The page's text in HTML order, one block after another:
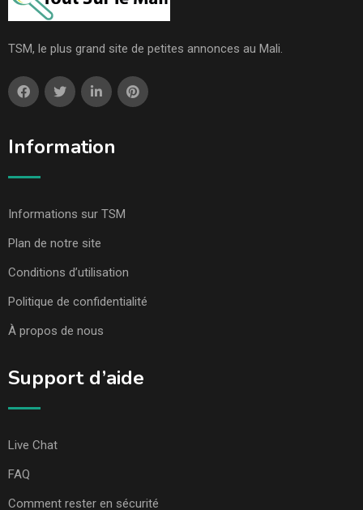
TSM, le plus grand site de petites annonces au Mali.
Information
Informations sur TSM
Plan de notre site
Conditions d’utilisation
Politique de confidentialité
À propos de nous
Support d’aide
Live Chat
FAQ
Comment rester en sécurité